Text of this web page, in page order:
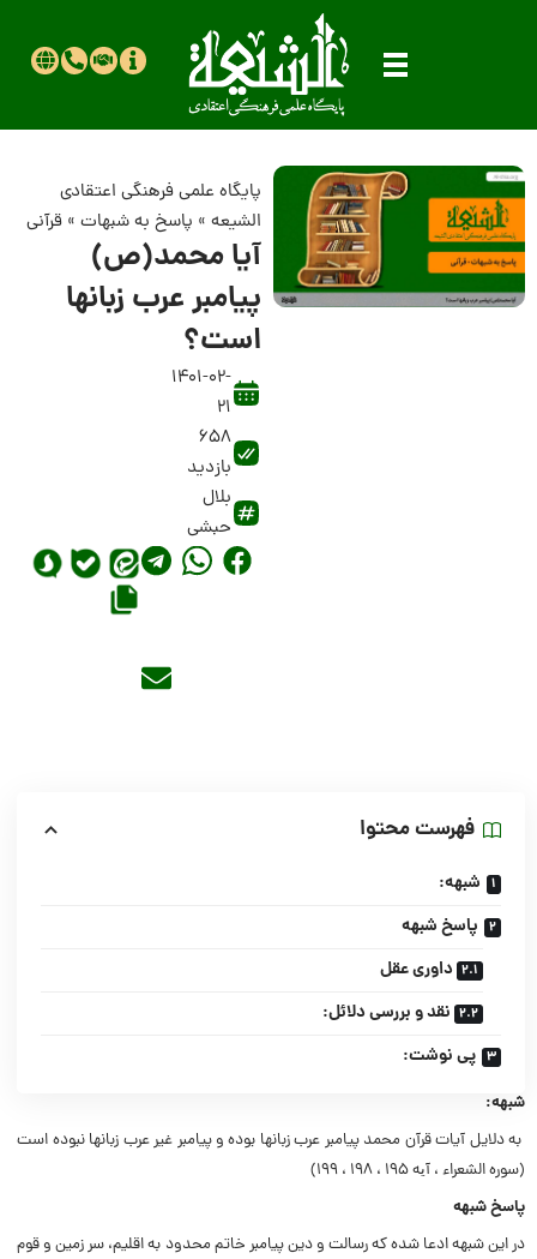
پایگاه علمی فرهنگی اعتقادی
الشیعه» پاسخ به شبهات» قرآنی
آیا محمد(ص)
پیامبر عرب زبانها
است؟
1401-02-
21
658
بازدید
بلال
حبشی
فهرست محتوا
شبهه:
پاسخ شبهه
داوری عقل
نقد و بررسی دلائل:
پی نوشت:
شبهه:
به دلایل آیات قرآن محمد پیامبر عرب زبانها بوده و پیامبر غیر عرب زبانها نبوده است
(ﺳﻮرﻩ ﺍﻟﺸﻌﺮﺍﺀ ، ﺁﯾﻪ ۱۹۵ ، ۱۹۸ ، ۱۹۹)
پاسخ شبهه
در این شبهه ادعا شده که رسالت و دین پیامبر خاتم محدود به اقلیم، سر زمین و قوم